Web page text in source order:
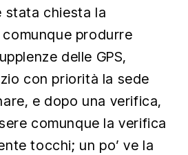
stata chiesta la
produrre
delle GPS,
con priorità la sede
e dopo una verifica,
comunque la verifica
tocchi; un po’ ve la